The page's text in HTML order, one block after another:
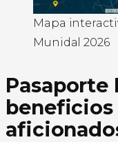
Mapa
Munidal 2026
beneficios